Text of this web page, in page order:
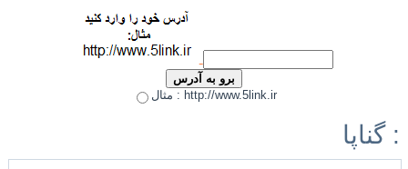
مثال : http://www.5link.ir
گناپا :